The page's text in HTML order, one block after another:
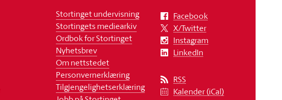
Stortinget undervisning
Stortingets mediearkiv
Ordbok for Stortinget
Nyhetsbrev
Om nettstedet
Personvernerklæring
Tilgjengelighetserklæring
Facebook
X/Twitter
Instagram
LinkedIn
RSS
Kalender (iCal)